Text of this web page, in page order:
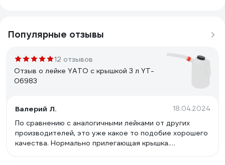
Популярные отзывы
12 отзывов
Отзыв о лейке YATO с крышкой 3 л YT-
06983
Валерий Л. 18.04.2024
По сравнению с аналогичными лейками от других
производителей, это уже какое то подобие хорошего
качества. Нормально прилегающая крышка.